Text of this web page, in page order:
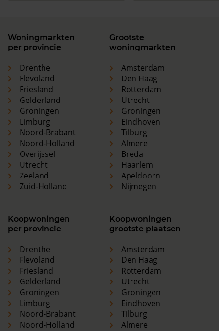
Woningmarkten
per provincie
Drenthe
Flevoland
Friesland
Gelderland
Groningen
Limburg
Noord-Brabant
Noord-Holland
Overijssel
Utrecht
Zeeland
Zuid-Holland
Grootste
woningmarkten
Amsterdam
Den Haag
Rotterdam
Utrecht
Groningen
Eindhoven
Tilburg
Almere
Breda
Haarlem
Apeldoorn
Nijmegen
Koopwoningen
per provincie
Drenthe
Flevoland
Friesland
Gelderland
Groningen
Limburg
Noord-Brabant
Noord-Holland
Koopwoningen
grootste plaatsen
Amsterdam
Den Haag
Rotterdam
Utrecht
Groningen
Eindhoven
Tilburg
Almere